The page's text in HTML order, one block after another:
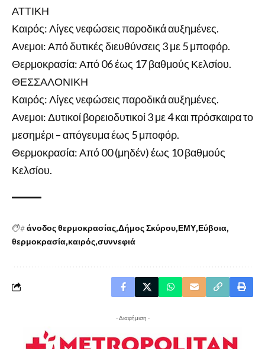
ΑΤΤΙΚΗ
Καιρός: Λίγες νεφώσεις παροδικά αυξημένες.
Ανεμοι: Από δυτικές διευθύνσεις 3 με 5 μποφόρ.
Θερμοκρασία: Από 06 έως 17 βαθμούς Κελσίου.
ΘΕΣΣΑΛΟΝΙΚΗ
Καιρός: Λίγες νεφώσεις παροδικά αυξημένες.
Ανεμοι: Δυτικοί βορειοδυτικοί 3 με 4 και πρόσκαιρα το
μεσημέρι – απόγευμα έως 5 μποφόρ.
Θερμοκρασία: Από 00 (μηδέν) έως 10 βαθμούς
Κελσίου.
#άνοδος θερμοκρασίας Δήμος Σκύρου ΕΜΥ Εύβοια
θερμοκρασία καιρός συννεφιά
- Διαφήμιση -